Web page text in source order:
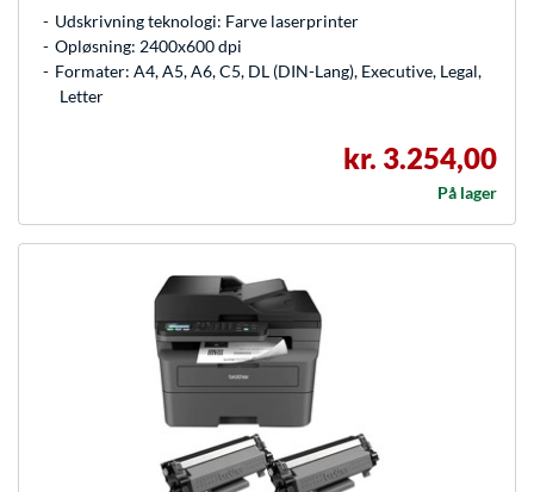
Udskrivning teknologi: Farve laserprinter
Opløsning: 2400x600 dpi
Formater: A4, A5, A6, C5, DL (DIN-Lang), Executive, Legal,
Letter
kr. 3.254,00
På lager